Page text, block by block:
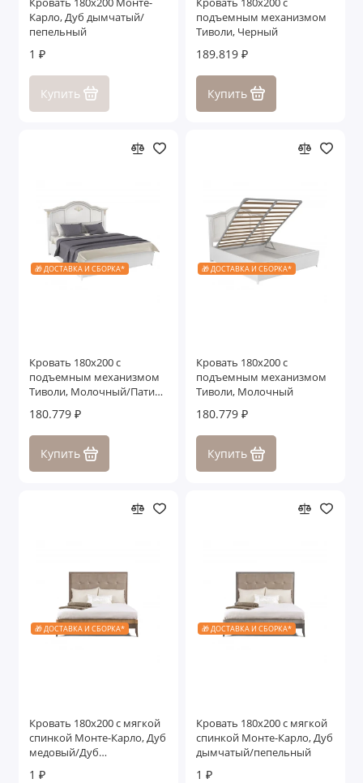
Карло, Дуб дымчатый/
пепельный
1 ₽
Купить
подъемным механизмом
Тиволи, Черный
189.819 ₽
Купить
🎁 ДОСТАВКА И СБОРКА*
Кровать 180x200 с
подъемным механизмом
Тиволи, Молочный/Патина
180.779 ₽
Купить
🎁 ДОСТАВКА И СБОРКА*
Кровать 180x200 с
подъемным механизмом
Тиволи, Молочный
180.779 ₽
Купить
🎁 ДОСТАВКА И СБОРКА*
Кровать 180x200 с мягкой
спинкой Монте-Карло, Дуб
медовый/Дуб
1 ₽
🎁 ДОСТАВКА И СБОРКА*
Кровать 180x200 с мягкой
спинкой Монте-Карло, Дуб
дымчатый/пепельный
1 ₽